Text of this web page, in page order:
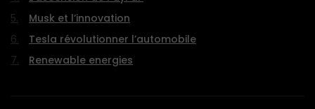
Musk et l’innovation
Tesla révolutionner l’automobile
Renewable energies